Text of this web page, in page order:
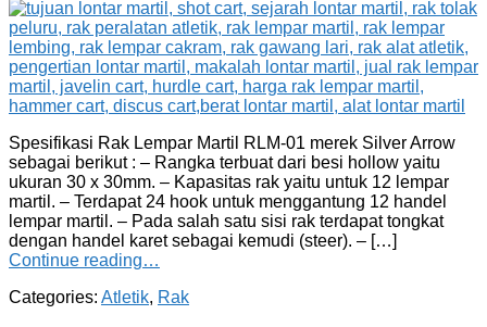
Spesifikasi Rak Lempar Martil RLM-01 merek Silver Arrow
sebagai berikut : – Rangka terbuat dari besi hollow yaitu
ukuran 30 x 30mm. – Kapasitas rak yaitu untuk 12 lempar
martil. – Terdapat 24 hook untuk menggantung 12 handel
lempar martil. – Pada salah satu sisi rak terdapat tongkat
dengan handel karet sebagai kemudi (steer). – […]
Continue reading…
Categories: Atletik, Rak